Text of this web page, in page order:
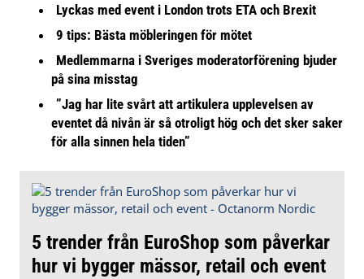
Lyckas med event i London trots ETA och Brexit
9 tips: Bästa möbleringen för mötet
Medlemmarna i Sveriges moderatorförening bjuder
på sina misstag
”Jag har lite svårt att artikulera upplevelsen av
eventet då nivån är så otroligt hög och det sker saker
för alla sinnen hela tiden”
5 trender från EuroShop som påverkar
hur vi bygger mässor, retail och event